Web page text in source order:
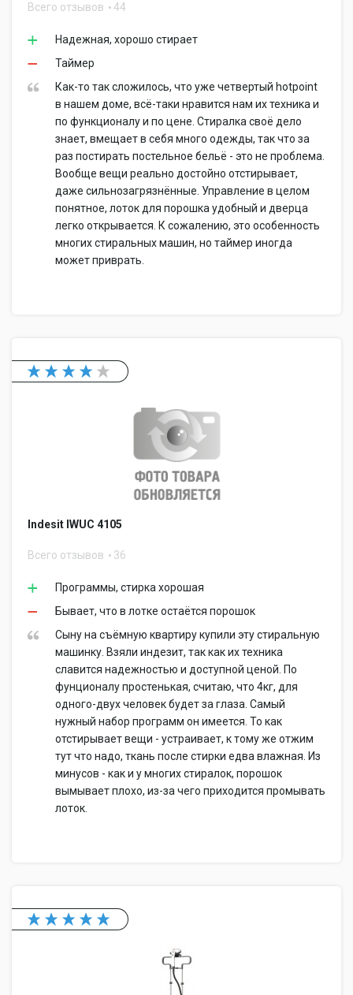
Всего отзывов 44
Надежная, хорошо стирает
Таймер
Как-то так сложилось, что уже четвертый hotpoint
в нашем доме, всё-таки нравится нам их техника и
по функционалу и по цене. Стиралка своё дело
знает, вмещает в себя много одежды, так что за
раз постирать постельное бельё - это не проблема.
Вообще вещи реально достойно отстирывает,
даже сильнозагрязнённые. Управление в целом
понятное, лоток для порошка удобный и дверца
легко открывается. К сожалению, это особенность
многих стиральных машин, но таймер иногда
может приврать.
Indesit IWUC 4105
Всего отзывов 36
Программы, стирка хорошая
Бывает, что в лотке остаётся порошок
Сыну на съёмную квартиру купили эту стиральную
машинку. Взяли индезит, так как их техника
славится надежностью и доступной ценой. По
фунционалу простенькая, считаю, что 4кг, для
одного-двух человек будет за глаза. Самый
нужный набор программ он имеется. То как
отстирывает вещи - устраивает, к тому же отжим
тут что надо, ткань после стирки едва влажная. Из
минусов - как и у многих стиралок, порошок
вымывает плохо, из-за чего приходится промывать
лоток.